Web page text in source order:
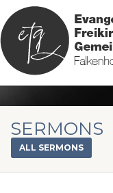
SERMONS
ALL SERMONS